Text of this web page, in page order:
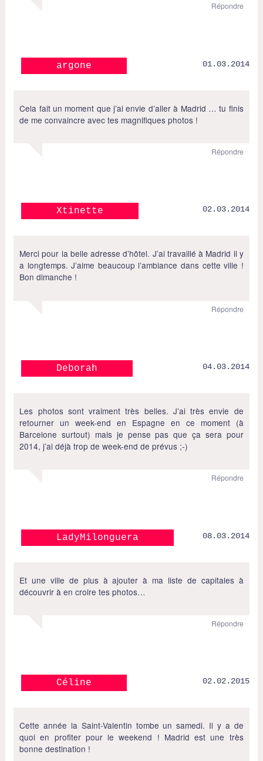
Répondre
argone 01.03.2014
Cela fait un moment que j’ai envie d’aller à Madrid … tu finis
de me convaincre avec tes magnifiques photos !
Répondre
Xtinette 02.03.2014
Merci pour la belle adresse d’hôtel. J’ai travaillé à Madrid il y
a longtemps. J’aime beaucoup l’ambiance dans cette ville !
Bon dimanche !
Répondre
Deborah 04.03.2014
Les photos sont vraiment très belles. J’ai très envie de
retourner un week-end en Espagne en ce moment (à
Barcelone surtout) mais je pense pas que ça sera pour
2014, j’ai déjà trop de week-end de prévus ;-)
Répondre
LadyMilonguera 08.03.2014
Et une ville de plus à ajouter à ma liste de capitales à
découvrir à en croire tes photos…
Répondre
Céline 02.02.2015
Cette année la Saint-Valentin tombe un samedi. Il y a de
quoi en profiter pour le weekend ! Madrid est une très
bonne destination !